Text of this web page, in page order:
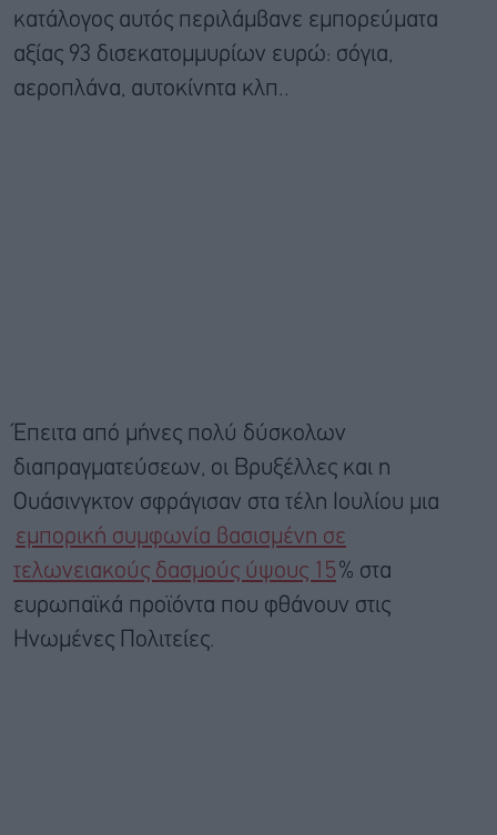
κατάλογος αυτός περιλάμβανε εμπορεύματα
αξίας 93 δισεκατομμυρίων ευρώ: σόγια,
αεροπλάνα, αυτοκίνητα κλπ..
Έπειτα από μήνες πολύ δύσκολων
διαπραγματεύσεων, οι Βρυξέλλες και η
Ουάσινγκτον σφράγισαν στα τέλη Ιουλίου μια
εμπορική συμφωνία βασισμένη σε
τελωνειακούς δασμούς ύψους 15 % στα
ευρωπαϊκά προϊόντα που φθάνουν στις
Ηνωμένες Πολιτείες.